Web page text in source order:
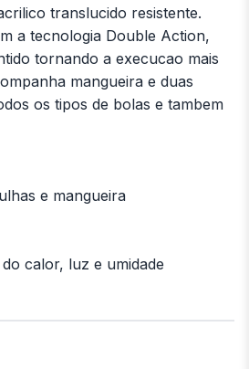
translucido resistente.
a tecnologia Double Action,
tornando a execucao mais
mangueira e duas
os tipos de bolas e tambem
e mangueira
calor, luz e umidade